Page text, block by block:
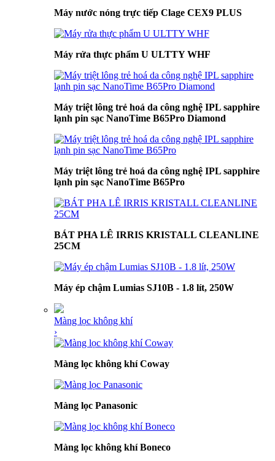
Máy nước nóng trực tiếp Clage CEX9 PLUS
Máy rửa thực phẩm U ULTTY WHF
Máy triệt lông trẻ hoá da công nghệ IPL sapphire
lạnh pin sạc NanoTime B65Pro Diamond
Máy triệt lông trẻ hoá da công nghệ IPL sapphire
lạnh pin sạc NanoTime B65Pro
BÁT PHA LÊ IRRIS KRISTALL CLEANLINE
25CM
Máy ép chậm Lumias SJ10B - 1.8 lít, 250W
Màng lọc không khí
›
Màng lọc không khí Coway
Màng lọc Panasonic
Màng lọc không khí Boneco